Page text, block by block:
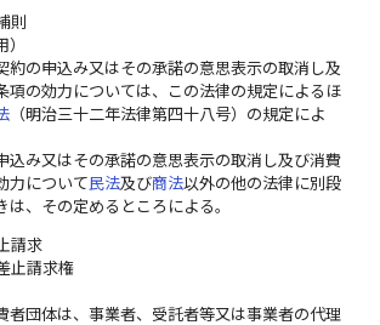
則
約の申込み又はその承諾の意思表示の取消し及
項の効力については、この法律の規定によるほ
（明治三十二年法律第四十八号）の規定によ
込み又はその承諾の意思表示の取消し及び消費
力について民法及び商法以外の他の法律に別段
は、その定めるところによる。
請求
止請求権
者団体は、事業者、受託者等又は事業者の代理